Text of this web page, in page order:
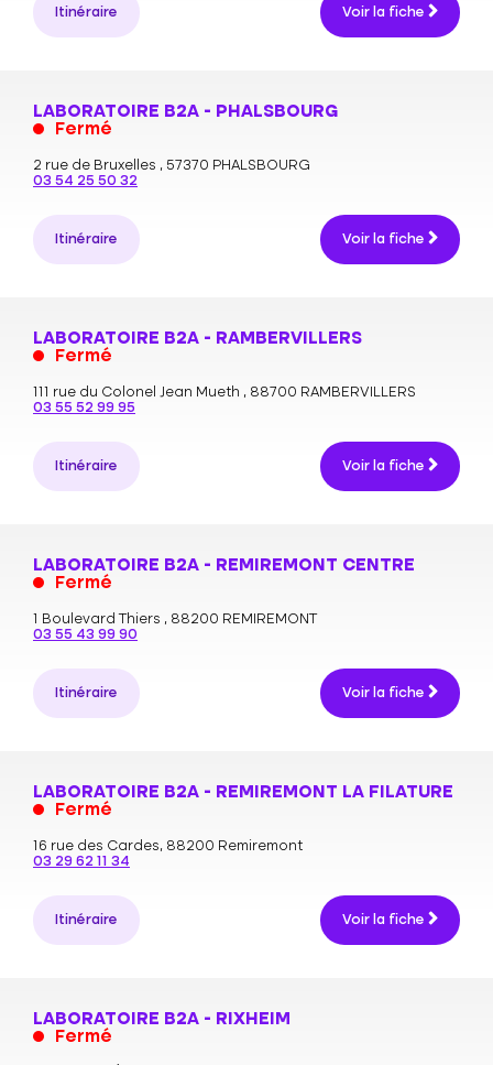
Itinéraire Voir la fiche
LABORATOIRE B2A - PHALSBOURG
Fermé
2 rue de Bruxelles , 57370 PHALSBOURG
03 54 25 50 32
Itinéraire Voir la fiche
LABORATOIRE B2A - RAMBERVILLERS
Fermé
111 rue du Colonel Jean Mueth , 88700 RAMBERVILLERS
03 55 52 99 95
Itinéraire Voir la fiche
LABORATOIRE B2A - REMIREMONT CENTRE
Fermé
1 Boulevard Thiers , 88200 REMIREMONT
03 55 43 99 90
Itinéraire Voir la fiche
LABORATOIRE B2A - REMIREMONT LA FILATURE
Fermé
16 rue des Cardes, 88200 Remiremont
03 29 62 11 34
Itinéraire Voir la fiche
LABORATOIRE B2A - RIXHEIM
Fermé